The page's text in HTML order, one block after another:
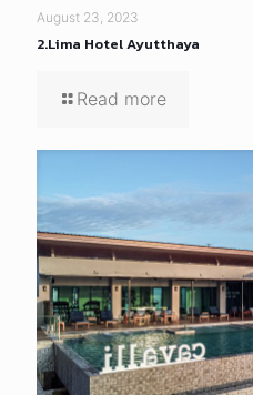
August 23, 2023
2.Lima Hotel Ayutthaya
Read more